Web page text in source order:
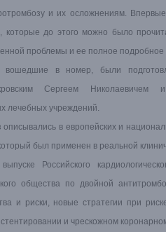
и их осложнениям.
которые до этого можно было
проблемы и ее полное подробное
в номер, были
Сергеем
лечебных учреждений.
в европейских и
был применен в реальной
Российского
общества по двойной
и риски, новые стратегии при
и чрескожном